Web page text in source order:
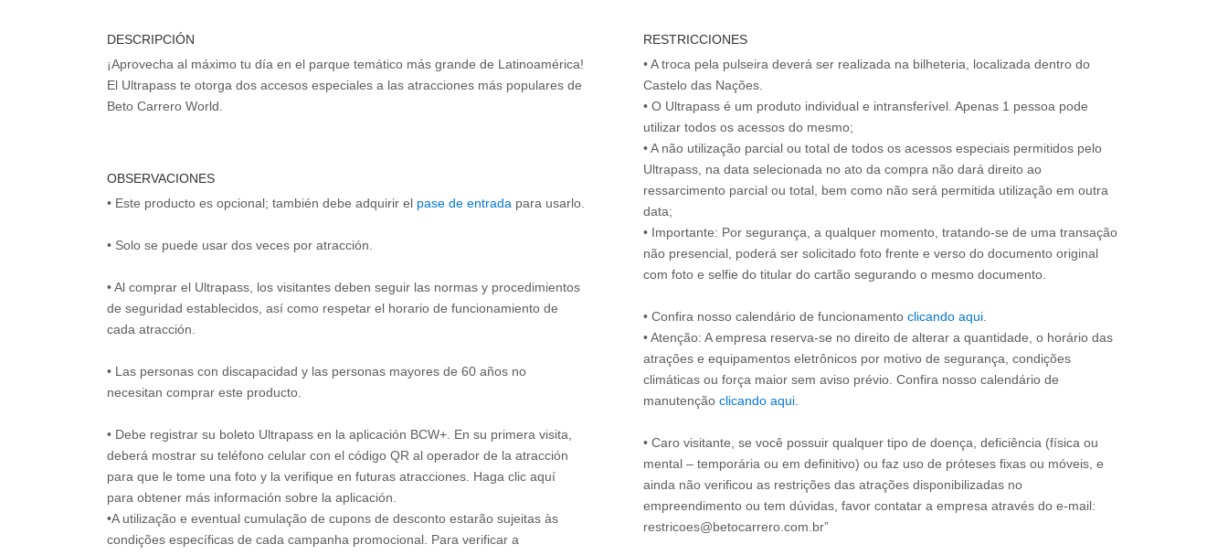
DESCRIPCIÓN
¡Aprovecha al máximo tu día en el parque temático más grande de Latinoamérica!
El Ultrapass te otorga dos accesos especiales a las atracciones más populares de
Beto Carrero World.
OBSERVACIONES
• Este producto es opcional; también debe adquirir el pase de entrada para usarlo.
• Solo se puede usar dos veces por atracción.
• Al comprar el Ultrapass, los visitantes deben seguir las normas y procedimientos
de seguridad establecidos, así como respetar el horario de funcionamiento de
cada atracción.
• Las personas con discapacidad y las personas mayores de 60 años no
necesitan comprar este producto.
• Debe registrar su boleto Ultrapass en la aplicación BCW+. En su primera visita,
deberá mostrar su teléfono celular con el código QR al operador de la atracción
para que le tome una foto y la verifique en futuras atracciones. Haga clic aquí
para obtener más información sobre la aplicación.
•A utilização e eventual cumulação de cupons de desconto estarão sujeitas às
condições específicas de cada campanha promocional. Para verificar a
RESTRICCIONES
• A troca pela pulseira deverá ser realizada na bilheteria, localizada dentro do
Castelo das Nações.
• O Ultrapass é um produto individual e intransferível. Apenas 1 pessoa pode
utilizar todos os acessos do mesmo;
• A não utilização parcial ou total de todos os acessos especiais permitidos pelo
Ultrapass, na data selecionada no ato da compra não dará direito ao
ressarcimento parcial ou total, bem como não será permitida utilização em outra
data;
• Importante: Por segurança, a qualquer momento, tratando-se de uma transação
não presencial, poderá ser solicitado foto frente e verso do documento original
com foto e selfie do titular do cartão segurando o mesmo documento.
• Confira nosso calendário de funcionamento clicando aqui.
• Atenção: A empresa reserva-se no direito de alterar a quantidade, o horário das
atrações e equipamentos eletrônicos por motivo de segurança, condições
climáticas ou força maior sem aviso prévio. Confira nosso calendário de
manutenção clicando aqui.
• Caro visitante, se você possuir qualquer tipo de doença, deficiência (física ou
mental – temporária ou em definitivo) ou faz uso de próteses fixas ou móveis, e
ainda não verificou as restrições das atrações disponibilizadas no
empreendimento ou tem dúvidas, favor contatar a empresa através do e-mail:
restricoes@betocarrero.com.br”